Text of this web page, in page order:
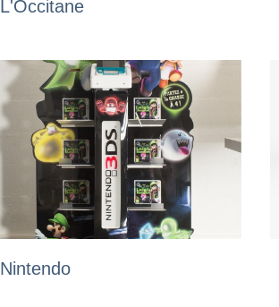
L'Occitane
Nintendo